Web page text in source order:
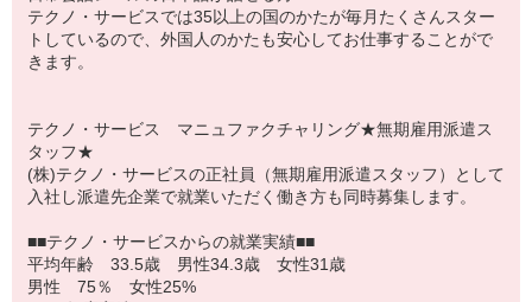
テクノ・サービスでは35以上の国のかたが毎月たくさんスター
トしているので、外国人のかたも安心してお仕事することがで
きます。
テクノ・サービス マニュファクチャリング★無期雇用派遣ス
タッフ★
(株)テクノ・サービスの正社員（無期雇用派遣スタッフ）として
入社し派遣先企業で就業いただく働き方も同時募集します。
■■テクノ・サービスからの就業実績■■
平均年齢 33.5歳 男性34.3歳 女性31歳
男性 75％ 女性25%